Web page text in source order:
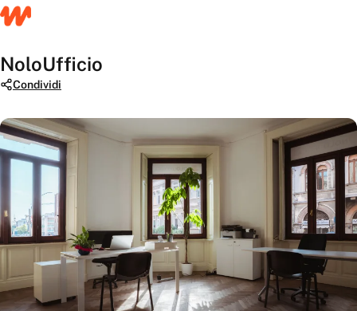
NoloUfficio
Condividi